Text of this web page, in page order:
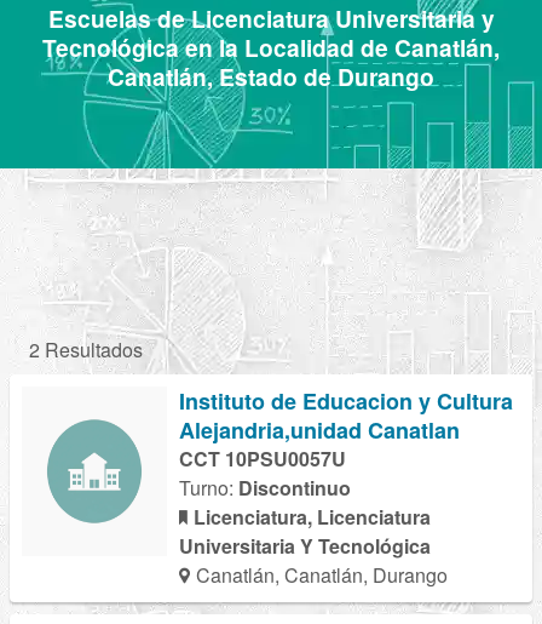
Escuelas de Licenciatura Universitaria y
Tecnológica en la Localidad de Canatlán,
Canatlán, Estado de Durango
2 Resultados
Instituto de Educacion y Cultura
Alejandria,unidad Canatlan
CCT 10PSU0057U
Turno: Discontinuo
Licenciatura, Licenciatura
Universitaria Y Tecnológica
Canatlán, Canatlán, Durango